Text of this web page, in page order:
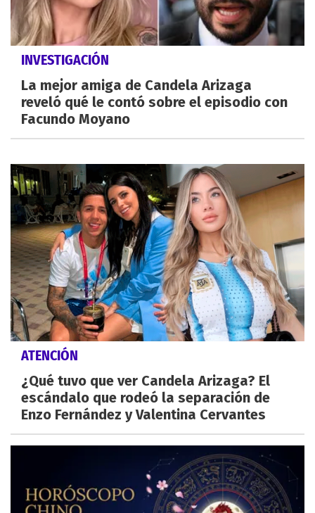
INVESTIGACIÓN
La mejor amiga de Candela Arizaga
reveló qué le contó sobre el episodio con
Facundo Moyano
ATENCIÓN
¿Qué tuvo que ver Candela Arizaga? El
escándalo que rodeó la separación de
Enzo Fernández y Valentina Cervantes